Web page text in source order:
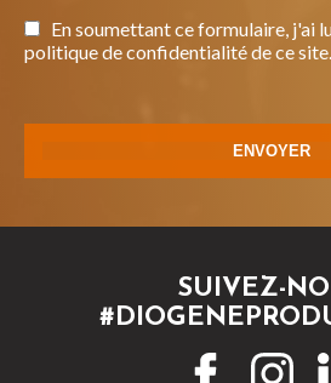
En soumettant ce formulaire, j'ai
politique de confidentialité de ce site.
SUIVEZ-